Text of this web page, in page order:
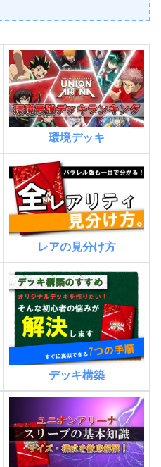
環境デッキ
レアの見分け方
デッキ構築